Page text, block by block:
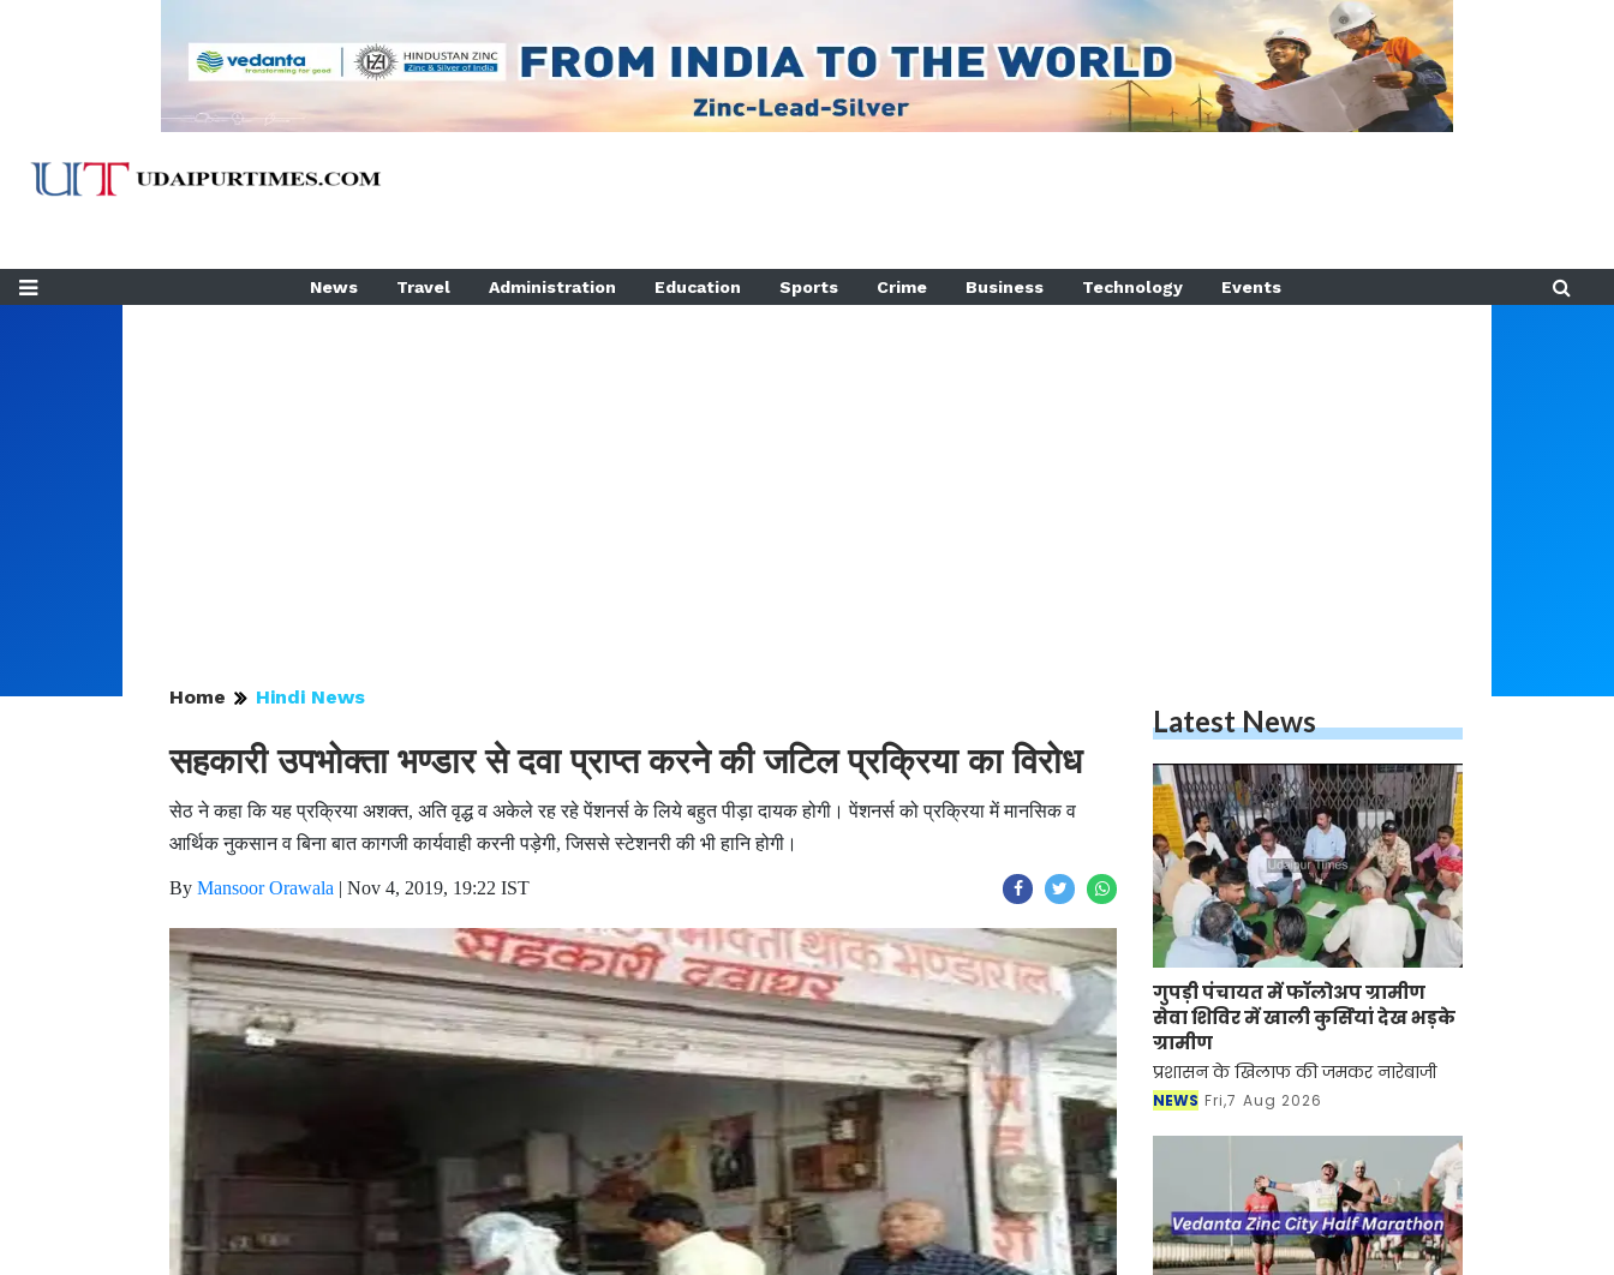
News Travel Administration Education Sports Crime Business Technology Events
Home Hindi News
सहकारी उपभोक्ता भण्डार से दवा प्राप्त करने की जटिल प्रक्रिया का विरोध
सेठ ने कहा कि यह प्रक्रिया अशक्त, अति वृद्ध व अकेले रह रहे पेंशनर्स के लिये बहुत पीड़ा दायक होगी। पेंशनर्स को प्रक्रिया में मानसिक व
आर्थिक नुकसान व बिना बात कागजी कार्यवाही करनी पड़ेगी, जिससे स्टेशनरी की भी हानि होगी।
By Mansoor Orawala | Nov 4, 2019, 19:22 IST
Latest News
गुपड़ी पंचायत में फॉलोअप ग्रामीण
सेवा शिविर में खाली कुर्सियां देख भड़के
ग्रामीण
प्रशासन के खिलाफ की जमकर नारेबाजी
NEWS Fri,7 Aug 2026